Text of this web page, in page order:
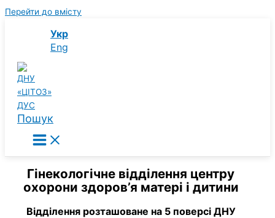
Перейти до вмісту
Укр
Eng
Пошук
Гінекологічне відділення центру
охорони здоров’я матері і дитини
Відділення розташоване на 5 поверсі ДНУ